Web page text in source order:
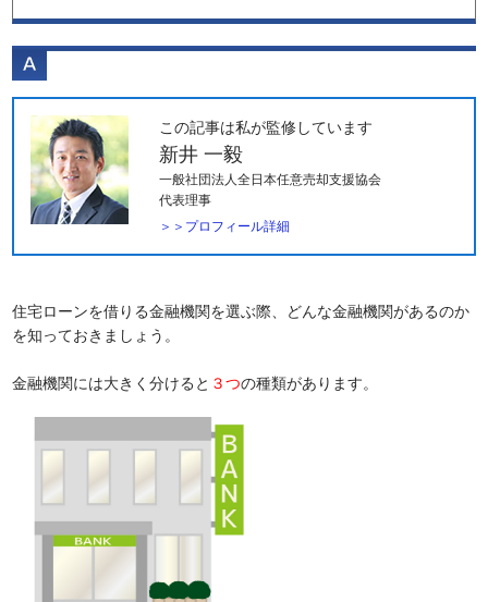
この記事は私が監修しています
新井 一毅
一般社団法人全日本任意売却支援協会
代表理事
＞＞プロフィール詳細
住宅ローンを借りる金融機関を選ぶ際、どんな金融機関があるのか
を知っておきましょう。
金融機関には大きく分けると ３つの種類があります。